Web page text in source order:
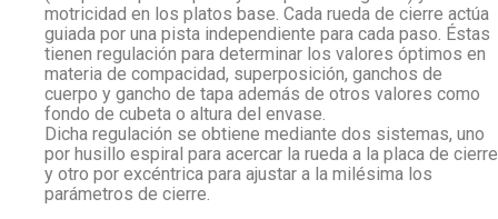
motricidad en los platos base. Cada rueda de cierre actúa
guiada por una pista independiente para cada paso. Éstas
tienen regulación para determinar los valores óptimos en
materia de compacidad, superposición, ganchos de
cuerpo y gancho de tapa además de otros valores como
fondo de cubeta o altura del envase.
Dicha regulación se obtiene mediante dos sistemas, uno
por husillo espiral para acercar la rueda a la placa de cierre
y otro por excéntrica para ajustar a la milésima los
parámetros de cierre.